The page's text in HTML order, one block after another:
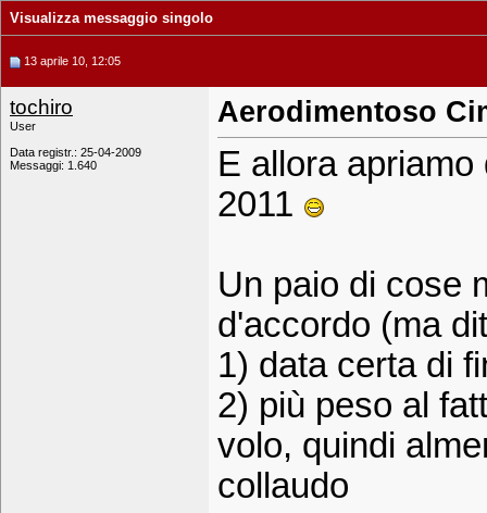
Visualizza messaggio singolo
13 aprile 10, 12:05
tochiro
User
Data registr.: 25-04-2009
Messaggi: 1.640
Aerodimentoso
E allora
2011
Un paio di cose
d'accordo (ma
1) data certa di
2) più peso al
volo, quindi
collaudo